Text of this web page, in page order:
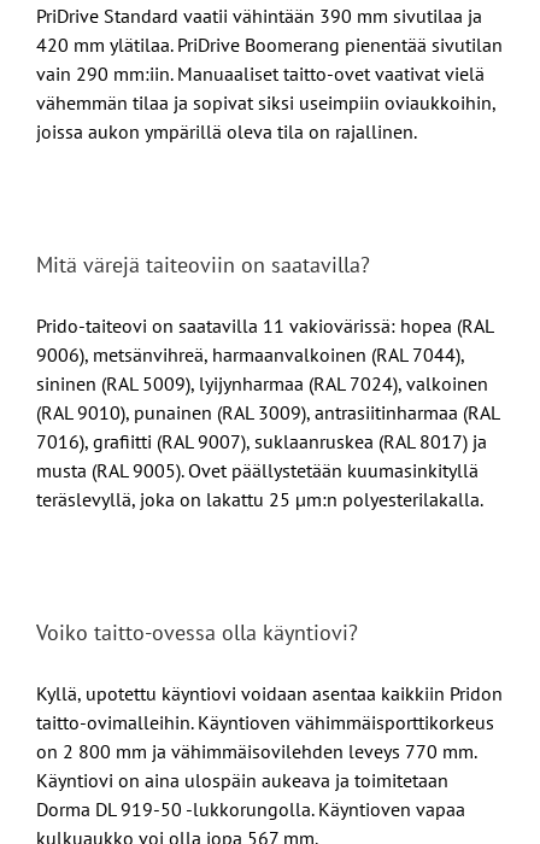
PriDrive Standard vaatii vähintään 390 mm sivutilaa ja
420 mm ylätilaa. PriDrive Boomerang pienentää sivutilan
vain 290 mm:iin. Manuaaliset taitto-ovet vaativat vielä
vähemmän tilaa ja sopivat siksi useimpiin oviaukkoihin,
joissa aukon ympärillä oleva tila on rajallinen.
Mitä värejä taiteoviin on saatavilla?
Prido-taiteovi on saatavilla 11 vakiovärissä: hopea (RAL
9006), metsänvihreä, harmaanvalkoinen (RAL 7044),
sininen (RAL 5009), lyijynharmaa (RAL 7024), valkoinen
(RAL 9010), punainen (RAL 3009), antrasiitinharmaa (RAL
7016), grafiitti (RAL 9007), suklaanruskea (RAL 8017) ja
musta (RAL 9005). Ovet päällystetään kuumasinkityllä
teräslevyllä, joka on lakattu 25 µm:n polyesterilakalla.
Voiko taitto-ovessa olla käyntiovi?
Kyllä, upotettu käyntiovi voidaan asentaa kaikkiin Pridon
taitto-ovimalleihin. Käyntioven vähimmäisporttikorkeus
on 2 800 mm ja vähimmäisovilehden leveys 770 mm.
Käyntiovi on aina ulospäin aukeava ja toimitetaan
Dorma DL 919-50 -lukkorungolla. Käyntioven vapaa
kulkuaukko voi olla jopa 567 mm.